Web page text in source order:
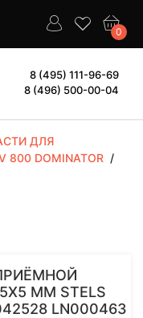
0
8 (495) 111-96-69
8 (496) 500-00-04
ДЛЯ
800 DOMINATOR /
ММ STELS
LN000463